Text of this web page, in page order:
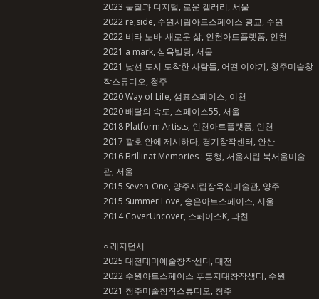
2023 물질과 디지털, 로운 갤러리, 서울
2022 re;side, 수원시립아트스페이스 광교, 수원
2022 비타 노바_새로운 삶, 인천아트플랫폼, 인천
2021 a mark, 삼육빌딩, 서울
2021 낯선 도시 도착한 사람들, 어떤 이야기, 청주미술창
작스튜디오, 청주
2020 Way of Life, 샘표스페이스, 이천
2020 배달의 속도, 스페이스55, 서울
2018 Platform Artists, 인천아트플랫폼, 인천
2017 괄호 안에 제시하다, 경기창작센터, 안산
2016 Brillinat Memories : 동행, 서울시립 북서울미술
관, 서울
2015 Seven-One, 양주시립장욱진미술관, 양주
2015 Summer Love, 송은아트스페이스, 서울
2014 CoverUncover, 스페이스K, 과천
○ 레지던시
2025 대전테미예술창작센터, 대전
2022 수원아트스페이스 푸른지대창작샘터, 수원
2021 청주미술창작스튜디오, 청주